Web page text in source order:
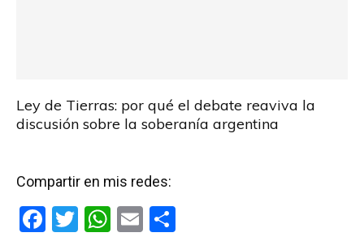
Ley de Tierras: por qué el debate reaviva la
discusión sobre la soberanía argentina
Compartir en mis redes:
F
T
W E